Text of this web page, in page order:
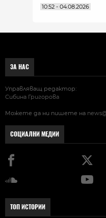
10:52 - 04.08.2026
ЗА НАС
Управляващ редактор:
Сибина Григорова
Можете да ни пишете на
СОЦИАЛНИ МЕДИИ
ТОП ИСТОРИИ